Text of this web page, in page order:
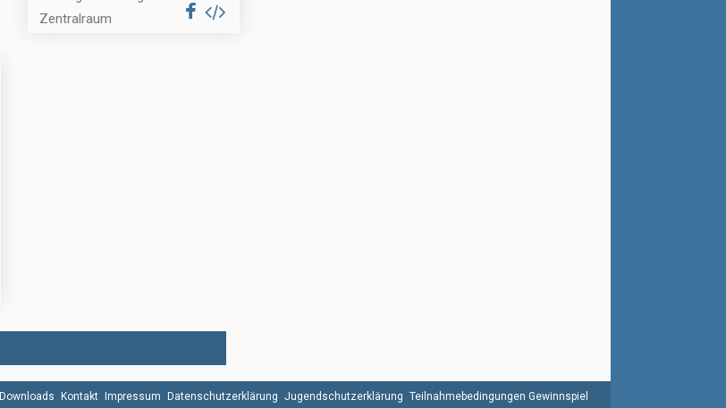
Zentralraum
Downloads Kontakt Impressum Datenschutzerklärung Jugendschutzerklärung Teilnahmebedingungen Gewinnspiel